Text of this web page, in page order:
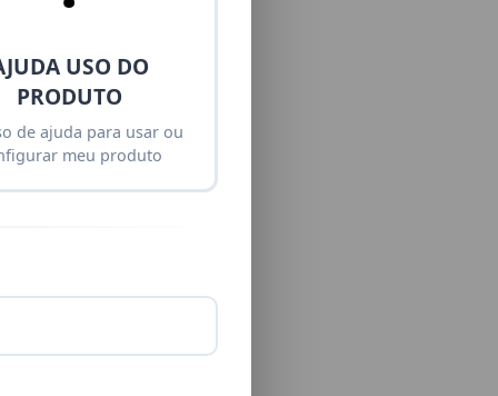
USO DO
PRODUTO
de ajuda para usar ou
meu produto